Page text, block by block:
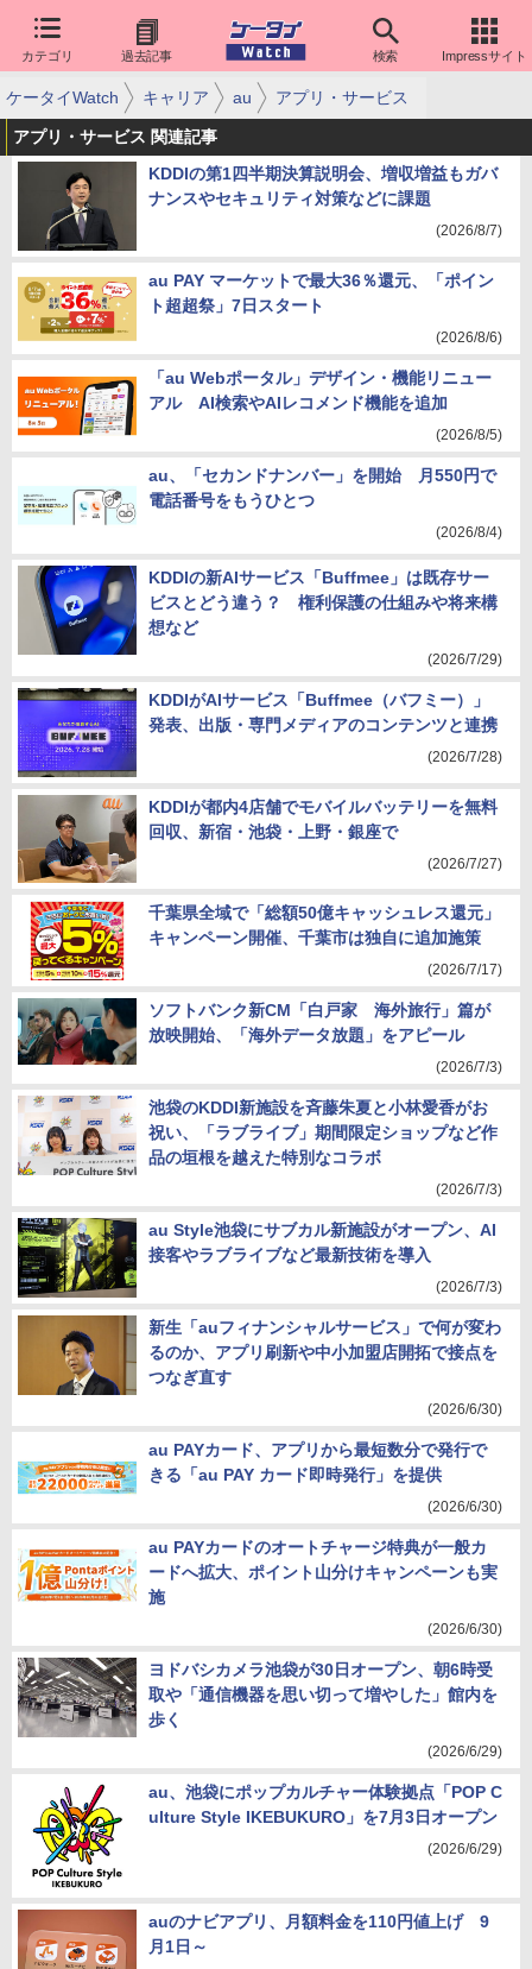
カテゴリ 過去記事 検索 Impressサイト
ケータイWatch キャリア au アプリ・サービス
アプリ・サービス 関連記事
KDDIの第1四半期決算説明会、増収増益もガバ
ナンスやセキュリティ対策などに課題
(2026/8/7)
au PAY マーケットで最大36％還元、「ポイン
ト超超祭」7日スタート
(2026/8/6)
「au Webポータル」デザイン・機能リニュー
アル AI検索やAIレコメンド機能を追加
(2026/8/5)
au、「セカンドナンバー」を開始 月550円で
電話番号をもうひとつ
(2026/8/4)
KDDIの新AIサービス「Buffmee」は既存サー
ビスとどう違う？ 権利保護の仕組みや将来構
想など
(2026/7/29)
KDDIがAIサービス「Buffmee（バフミー）」
発表、出版・専門メディアのコンテンツと連携
(2026/7/28)
KDDIが都内4店舗でモバイルバッテリーを無料
回収、新宿・池袋・上野・銀座で
(2026/7/27)
千葉県全域で「総額50億キャッシュレス還元」
キャンペーン開催、千葉市は独自に追加施策
(2026/7/17)
ソフトバンク新CM「白戸家 海外旅行」篇が
放映開始、「海外データ放題」をアピール
(2026/7/3)
池袋のKDDI新施設を斉藤朱夏と小林愛香がお
祝い、「ラブライブ」期間限定ショップなど作
品の垣根を越えた特別なコラボ
(2026/7/3)
au Style池袋にサブカル新施設がオープン、AI
接客やラブライブなど最新技術を導入
(2026/7/3)
新生「auフィナンシャルサービス」で何が変わ
るのか、アプリ刷新や中小加盟店開拓で接点を
つなぎ直す
(2026/6/30)
au PAYカード、アプリから最短数分で発行で
きる「au PAY カード即時発行」を提供
(2026/6/30)
au PAYカードのオートチャージ特典が一般カ
ードへ拡大、ポイント山分けキャンペーンも実
施
(2026/6/30)
ヨドバシカメラ池袋が30日オープン、朝6時受
取や「通信機器を思い切って増やした」館内を
歩く
(2026/6/29)
au、池袋にポップカルチャー体験拠点「POP C
ulture Style IKEBUKURO」を7月3日オープン
(2026/6/29)
auのナビアプリ、月額料金を110円値上げ 9
月1日～